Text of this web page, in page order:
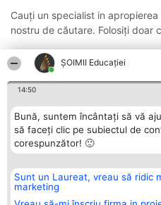
ȘOIMII Educației
14:50
Bună, suntem încântați să vă
să faceți clic pe subiectul de
corespunzător! 🙂
Sunt un Laureat, vreau să ridic
marketing
Cauți un specialist in
nostru de căutare. Folosiți doar
Organizator Ranking
BRIGHT SOLUTIONS BR SRL
Aleea Timisul De Sus 2 Bl. A30
Lista